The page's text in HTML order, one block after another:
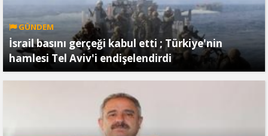
GÜNDEM
İsrail basını gerçeği kabul etti ; Türkiye'nin
hamlesi Tel Aviv'i endişelendirdi